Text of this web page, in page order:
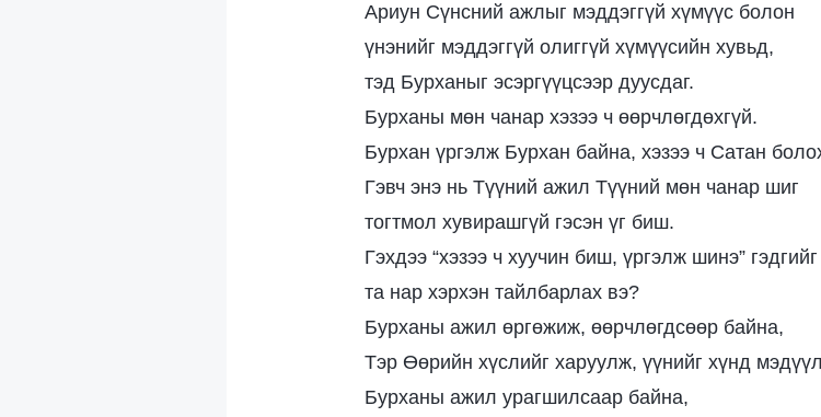
Ариун Сүнсний ажлыг мэддэггүй хүмүүс болон
үнэнийг мэддэггүй олиггүй хүмүүсийн хувьд,
тэд Бурханыг эсэргүүцсээр дуусдаг.
Бурханы мөн чанар хэзээ ч өөрчлөгдөхгүй.
Бурхан үргэлж Бурхан байна, хэзээ ч Сатан
Гэвч энэ нь Түүний ажил Түүний мөн чанар шиг
тогтмол хувирашгүй гэсэн үг биш.
Гэхдээ “хэзээ ч хуучин биш, үргэлж шинэ” гэдгийг
та нар хэрхэн тайлбарлах вэ?
Бурханы ажил өргөжиж, өөрчлөгдсөөр байна,
Тэр Өөрийн хүслийг харуулж, үүнийг хүнд
Бурханы ажил урагшилсаар байна,